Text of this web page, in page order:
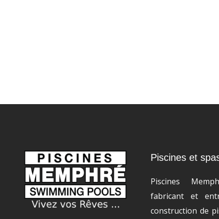
Piscines et
Piscines
fabricant et
construction de